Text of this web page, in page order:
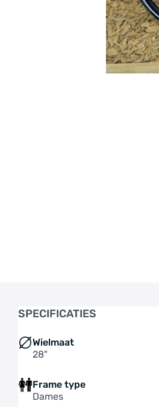
SPECIFICATIES
Wielmaat
28"
Frame type
Dames